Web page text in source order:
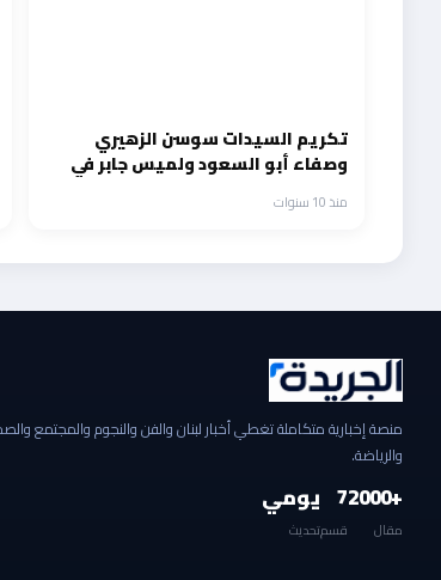
تكريم السيدات سوسن الزهيري
وصفاء أبو السعود ولميس جابر في
منذ 10 سنوات
منصة إخبارية متكاملة تغطي أخبار لبنان والفن والنجوم والمجتمع
والرياضة.
+2000
مقال
7
قسم
يومي
تحديث